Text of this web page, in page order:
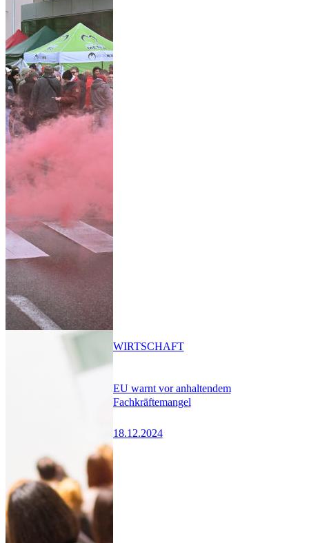
EU warnt vor anhaltendem
Fachkräftemangel
18.12.2024
WIRTSCHAFT